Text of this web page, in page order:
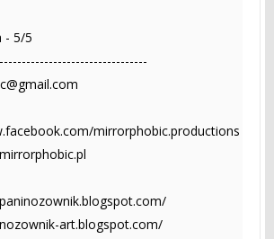
- 5/5
mirrorphobic.productions
art.blogspot.com/